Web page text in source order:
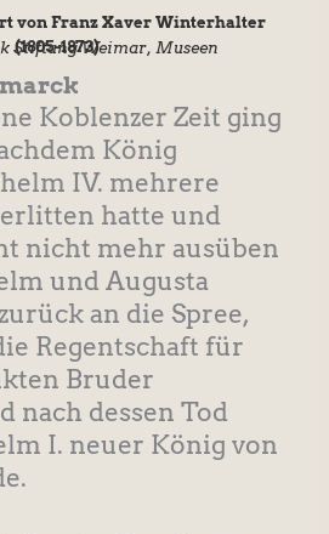
von Franz Xaver Winterhalter
(1805-1873)
Stiftung Weimar, Museen
Koblenzer Zeit ging
König
IV. mehrere
hatte und
nicht mehr ausüben
und Augusta
an die Spree,
Regentschaft für
Bruder
nach dessen Tod
I. neuer König von